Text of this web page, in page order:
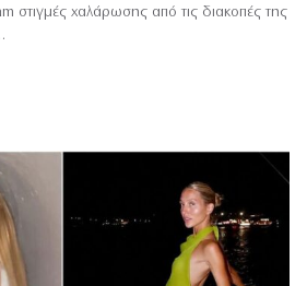
στιγμές χαλάρωσης από τις διακοπές της